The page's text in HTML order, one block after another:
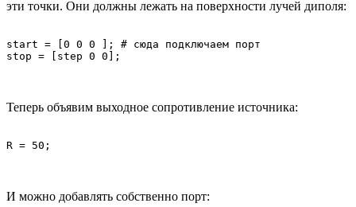
эти точки. Они должны лежать на поверхности лучей диполя:
start = [0 0 0 ]; # сюда подключаем порт
Теперь объявим выходное сопротивление источника:
И можно добавлять собственно порт: